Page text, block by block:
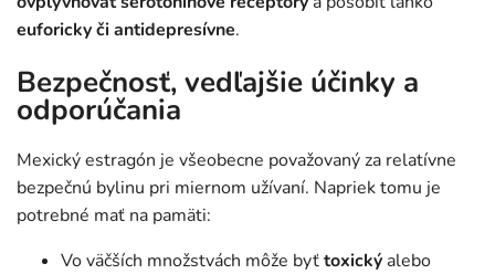
euforicky či antidepresívne.
Bezpečnosť, vedľajšie účinky a
odporúčania
Mexický estragón je všeobecne považovaný za relatívne
bezpečnú bylinu pri miernom užívaní. Napriek tomu je
potrebné mať na pamäti:
Vo väčších množstvách môže byťtoxický alebo